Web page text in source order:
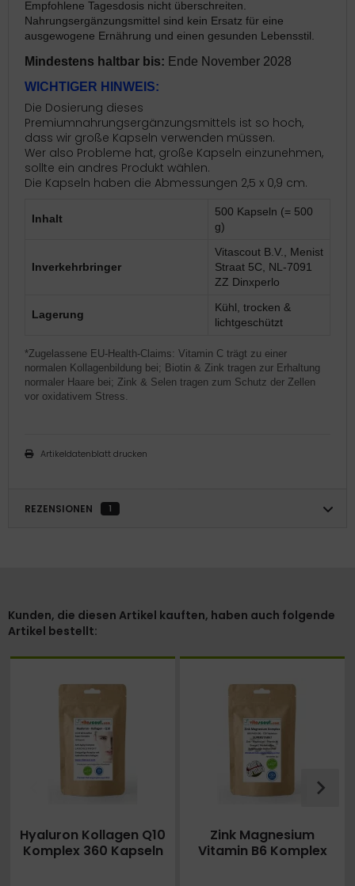
Empfohlene Tagesdosis nicht überschreiten.
Nahrungsergänzungsmittel sind kein Ersatz für eine
ausgewogene Ernährung und einen gesunden Lebensstil.
Mindestens haltbar bis: Ende November 2028
WICHTIGER HINWEIS:
Die Dosierung dieses
Premiumnahrungsergänzungsmittels ist so hoch,
dass wir große Kapseln verwenden müssen.
Wer also Probleme hat, große Kapseln einzunehmen,
sollte ein andres Produkt wählen.
Die Kapseln haben die Abmessungen 2,5 x 0,9 cm.
Inhalt
500 Kapseln (= 500
g)
Inverkehrbringer
Vitascout B.V., Menist
Straat 5C, NL-7091
ZZ Dinxperlo
Lagerung
Kühl, trocken &
lichtgeschützt
*Zugelassene EU-Health-Claims: Vitamin C trägt zu einer
normalen Kollagenbildung bei; Biotin & Zink tragen zur Erhaltung
normaler Haare bei; Zink & Selen tragen zum Schutz der Zellen
vor oxidativem Stress.
Artikeldatenblatt drucken
REZENSIONEN 1
Kunden, die diesen Artikel kauften, haben auch folgende
Artikel bestellt:
Hyaluron Kollagen Q10
Komplex 360 Kapseln
Zink Magnesium
Vitamin B6 Komplex